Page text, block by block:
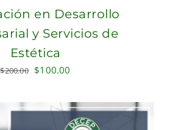
en Desarrollo
y Servicios de
Estética
$200.00 Original
$200.00.
$100.00
is:
$100.00.